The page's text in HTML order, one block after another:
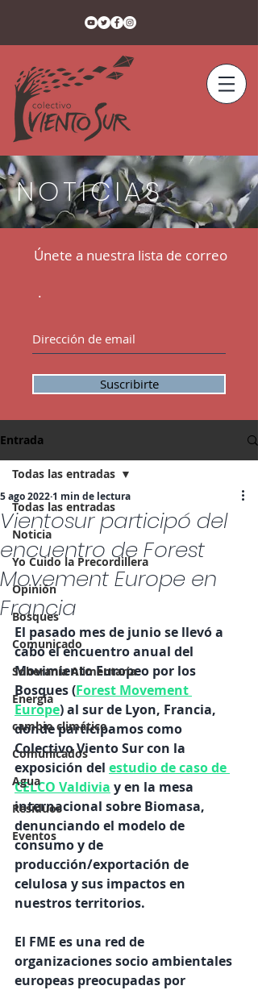
NOTICIAS
Únete a nuestra lista de correo
.
Suscribirte
Entrada
Todas las entradas
Noticia
Yo Cuido la Precordillera
Opinión
Bosques
Comunicado
Soberanía Alimentaria
Energía
cambio climático
Comunicados
Agua
Residuos
Eventos
Todas las entradas
Vientosur participó del
encuentro de Forest
Movement Europe en
Francia
5 ago 2022 1 min de lectura
El pasado mes de junio se llevó a
cabo el encuentro anual del
Movimiento Europeo por los
Bosques (Forest Movement
Europe) al sur de Lyon, Francia,
donde participamos como
Colectivo Viento Sur con la
exposición del estudio de caso de
CELCO Valdivia y en la mesa
internacional sobre Biomasa,
denunciando el modelo de
consumo y de
producción/exportación de
celulosa y sus impactos en
nuestros territorios.
El FME es una red de
organizaciones socio ambientales
europeas preocupadas por